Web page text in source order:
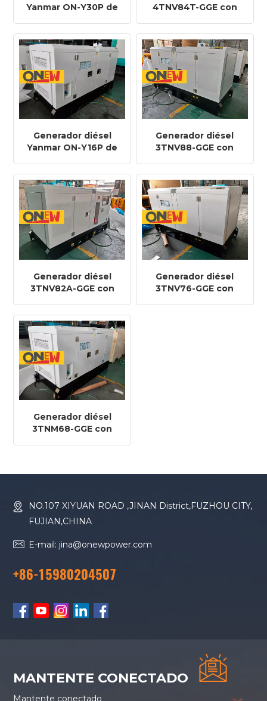
Yanmar ON-Y30P de
kVA, 4TNV98-GGE
4TNV84T-GGE con
Y20P de 50 Hz, 16 kW
y 20 kVA
Generador diésel
Yanmar ON-Y16P de
kVA, 4TNV88-GGE
Generador diésel
3TNV88-GGE con
Y12P de 50 Hz, 10 kW
y 12,5 kVA
Generador diésel
3TNV82A-GGE con
Y10P de 50 Hz, 8 kW y
10 kVA
Generador diésel
3TNV76-GGE con
Generador diésel
3TNM68-GGE con
NO.107 XIYUAN ROAD ,JINAN District,FUZHOU CITY,
FUJIAN,CHINA
E-mail: jina@onewpower.com
+86-15980204507
MANTENTE CONECTADO
Mantente conectado